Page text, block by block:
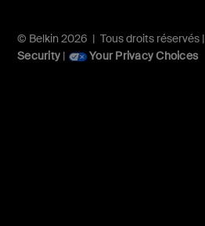
© Belkin 2026 | Tous droits réservés |
Security | Your Privacy Choices